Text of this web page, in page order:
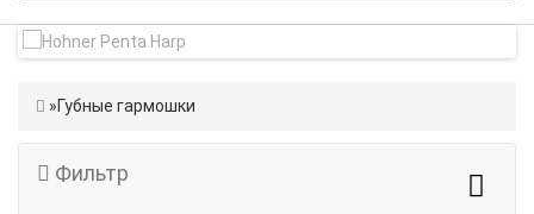
Губные гармошки
Фильтр